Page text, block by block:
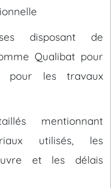
disposant de
Qualibat pour
pour les travaux
mentionnant
utilisés, les
et les délais